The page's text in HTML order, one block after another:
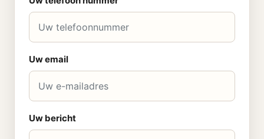
Uw email
Uw bericht